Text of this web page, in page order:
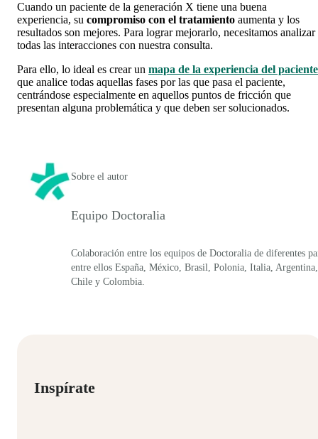
Cuando un paciente de la generación X tiene una buena
experiencia, su compromiso con el tratamiento aumenta y los
resultados son mejores. Para lograr mejorarlo, necesitamos analizar
todas las interacciones con nuestra consulta.
Para ello, lo ideal es crear un mapa de la experiencia del paciente
que analice todas aquellas fases por las que pasa el paciente,
centrándose especialmente en aquellos puntos de fricción que
presentan alguna problemática y que deben ser solucionados.
Sobre el autor
Equipo Doctoralia
Colaboración entre los equipos de Doctoralia de diferentes
entre ellos España, México, Brasil, Polonia, Italia, Argentina,
Chile y Colombia.
Inspírate